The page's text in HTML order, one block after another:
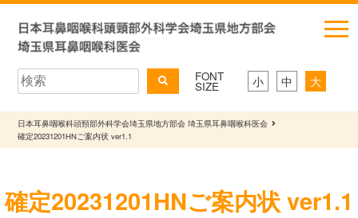
FONT
SIZE 小 中 大
日本耳鼻咽喉科頭頸部外科学会埼玉県地方部会 埼玉県耳鼻咽喉科医会
確定20231201HNご案内状 ver1.1
確定20231201HNご案内状 ver1.1